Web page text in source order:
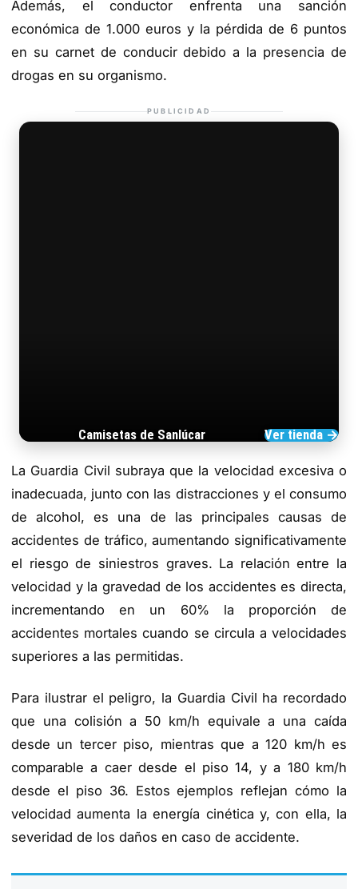
Además, el conductor enfrenta una sanción
económica de 1.000 euros y la pérdida de 6 puntos
en su carnet de conducir debido a la presencia de
drogas en su organismo.
PUBLICIDAD
Camisetas de Sanlúcar Ver tienda →
La Guardia Civil subraya que la velocidad excesiva o
inadecuada, junto con las distracciones y el consumo
de alcohol, es una de las principales causas de
accidentes de tráfico, aumentando significativamente
el riesgo de siniestros graves. La relación entre la
velocidad y la gravedad de los accidentes es directa,
incrementando en un 60% la proporción de
accidentes mortales cuando se circula a velocidades
superiores a las permitidas.
Para ilustrar el peligro, la Guardia Civil ha recordado
que una colisión a 50 km/h equivale a una caída
desde un tercer piso, mientras que a 120 km/h es
comparable a caer desde el piso 14, y a 180 km/h
desde el piso 36. Estos ejemplos reflejan cómo la
velocidad aumenta la energía cinética y, con ella, la
severidad de los daños en caso de accidente.